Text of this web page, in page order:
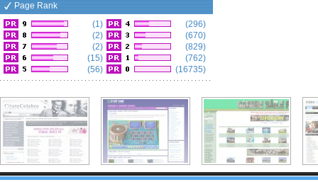
Page Rank
(1)
(2)
(2)
(15)
(56)
(296)
(670)
(829)
(762)
(16735)